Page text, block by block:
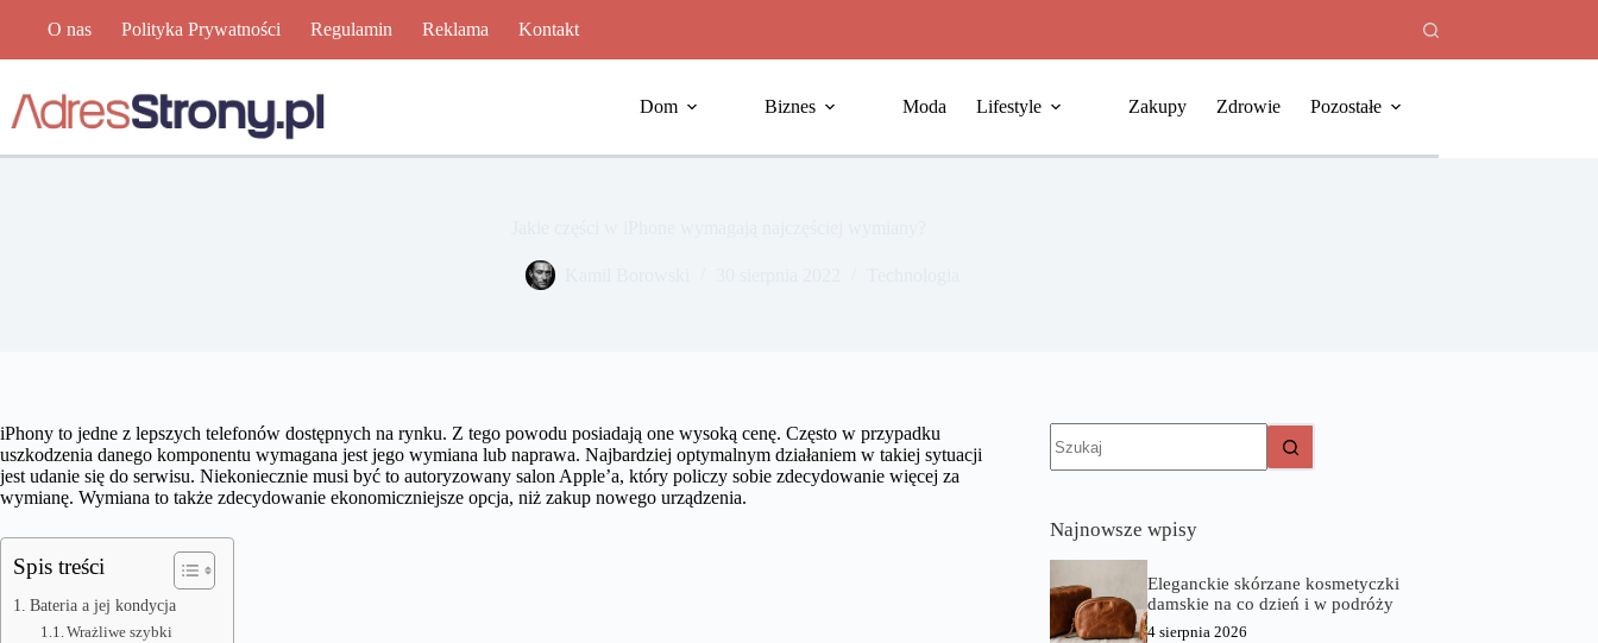
O nas Polityka Prywatności Regulamin Reklama Kontakt
Dom Biznes Moda Lifestyle Zakupy Zdrowie Pozostałe
iPhony to jedne z lepszych telefonów dostępnych na rynku. Z tego powodu posiadają one wysoką cenę. Często w przypadku
uszkodzenia danego komponentu wymagana jest jego wymiana lub naprawa. Najbardziej optymalnym działaniem w takiej sytuacji
jest udanie się do serwisu. Niekoniecznie musi być to autoryzowany salon Apple’a, który policzy sobie zdecydowanie więcej za
wymianę. Wymiana to także zdecydowanie ekonomiczniejsze opcja, niż zakup nowego urządzenia.
Spis treści
Bateria a jej kondycja
Wrażliwe szybki
wyników
Najnowsze wpisy
Eleganckie skórzane kosmetyczki
damskie na co dzień i w podróży
4 sierpnia 2026